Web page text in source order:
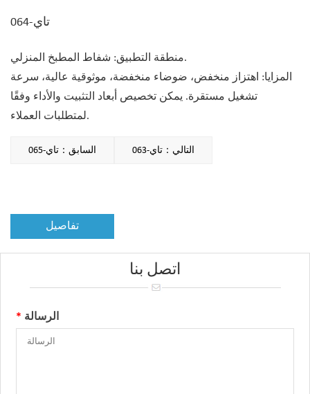
تاي-064
منطقة التطبيق: شفاط المطبخ المنزلي.
المزايا: اهتزاز منخفض، ضوضاء منخفضة، موثوقية عالية، سرعة
تشغيل مستقرة. يمكن تخصيص أبعاد التثبيت والأداء وفقًا
لمتطلبات العملاء.
السابق：تاي-065 التالي：تاي-063
تفاصيل
اتصل بنا
* الرسالة